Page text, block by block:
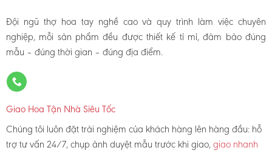
Đội ngũ thợ hoa tay nghề cao và quy trình làm việc chuyên
nghiệp, mỗi sản phẩm đều được thiết kế tỉ mỉ, đảm bảo đúng
mẫu – đúng thời gian – đúng địa điểm.
Giao Hoa Tận Nhà Siêu Tốc
Chúng tôi luôn đặt trải nghiệm của khách hàng lên hàng đầu: hỗ
trợ tư vấn 24/7, chụp ảnh duyệt mẫu trước khi giao,giao nhanh